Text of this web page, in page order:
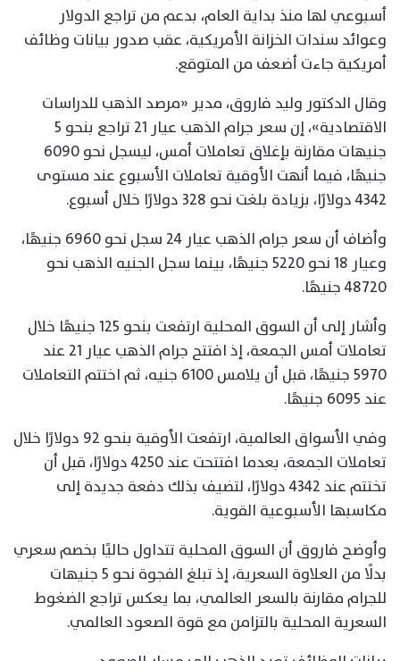
أسبوعي لها منذ بداية العام، بدعم من تراجع الدولار
وعوائد سندات الخزانة الأمريكية، عقب صدور بيانات وظائف
أمريكية جاءت أضعف من المتوقع.
وقال الدكتور وليد فاروق، مدير «مرصد الذهب للدراسات
الاقتصادية»، إن سعر جرام الذهب عيار 21 تراجع بنحو 5
جنيهات مقارنة بإغلاق تعاملات أمس، ليسجل نحو 6090
جنيهًا، فيما أنهت الأوقية تعاملات الأسبوع عند مستوى
4342 دولارًا، بزيادة بلغت نحو 328 دولارًا خلال أسبوع.
وأضاف أن سعر جرام الذهب عيار 24 سجل نحو 6960 جنيهًا،
وعيار 18 نحو 5220 جنيهًا، بينما سجل الجنيه الذهب نحو
48720 جنيهًا.
وأشار إلى أن السوق المحلية ارتفعت بنحو 125 جنيهًا خلال
تعاملات أمس الجمعة، إذ افتتح جرام الذهب عيار 21 عند
5970 جنيهًا، قبل أن يلامس 6100 جنيه، ثم اختتم التعاملات
عند 6095 جنيهًا.
وفي الأسواق العالمية، ارتفعت الأوقية بنحو 92 دولارًا خلال
تعاملات الجمعة، بعدما افتتحت عند 4250 دولارًا، قبل أن
تختتم عند 4342 دولارًا، لتضيف بذلك دفعة جديدة إلى
مكاسبها الأسبوعية القوية.
وأوضح فاروق أن السوق المحلية تتداول حاليًا بخصم سعري
بدلًا من العلاوة السعرية، إذ تبلغ الفجوة نحو 5 جنيهات
للجرام مقارنة بالسعر العالمي، بما يعكس تراجع الضغوط
السعرية المحلية بالتزامن مع قوة الصعود العالمي.